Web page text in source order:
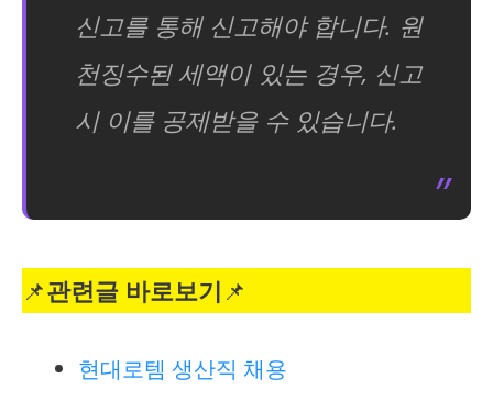
신고를 통해 신고해야 합니다. 원
천징수된 세액이 있는 경우, 신고
시 이를 공제받을 수 있습니다.
📌관련글 바로보기 📌
현대로템 생산직 채용